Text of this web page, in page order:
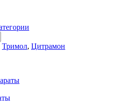
Тримол, Цитрамон